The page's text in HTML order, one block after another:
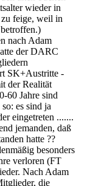
wieder in
feige, weil in
nach Adam
der DARC
SK+Austritte -
der Realität
60 Jahre sind
es sind ja
eingetreten .......
jemanden, daß
hatte ??
besonders
verloren (FT
Nach Adam
die